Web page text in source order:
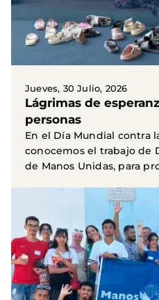
Jueves, 30 Julio, 2026
Lágrimas de
personas
En el Día Mundial contra
conocemos el trabajo de
de Manos Unidas, para